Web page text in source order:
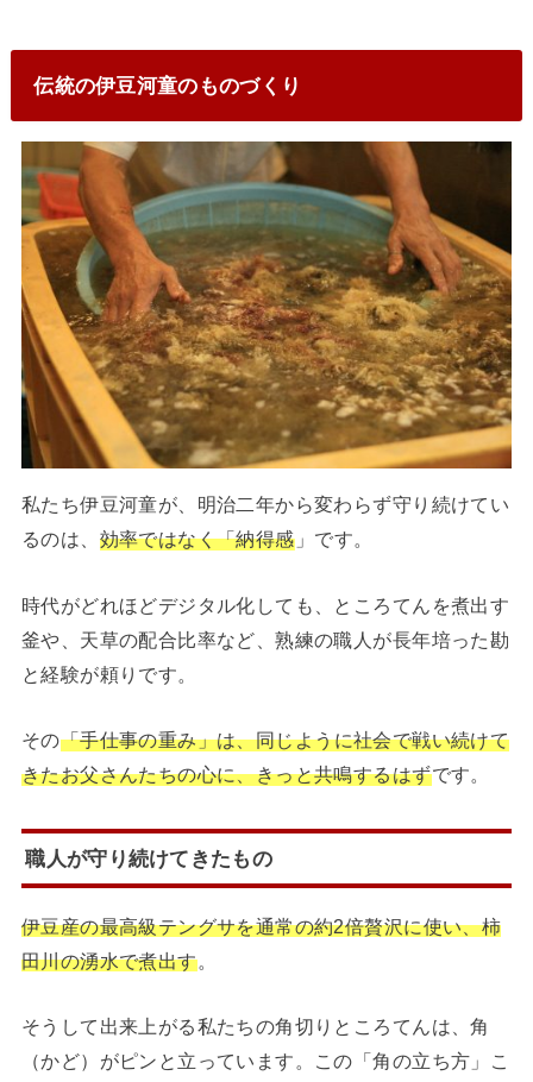
伝統の伊豆河童のものづくり
私たち伊豆河童が、明治二年から変わらず守り続けてい
るのは、 効率ではなく「納得感」です。
時代がどれほどデジタル化しても、ところてんを煮出す
釜や、天草の配合比率など、熟練の職人が長年培った勘
と経験が頼りです。
その「手仕事の重み」は、同じように社会で戦い続けて
きたお父さんたちの心に、きっと共鳴するはずです。
職人が守り続けてきたもの
伊豆産の最高級テングサを通常の約2倍贅沢に使い、柿
田川の湧水で煮出す。
そうして出来上がる私たちの角切りところてんは、角
（かど）がピンと立っています。この「角の立ち方」こ